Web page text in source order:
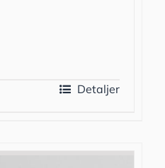
Detaljer